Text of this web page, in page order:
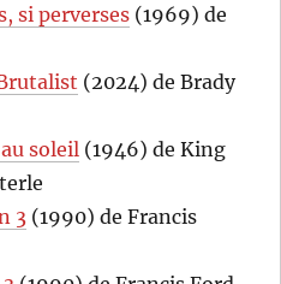
si perverses (1969) de
(2024) de Brady
soleil (1946) de King
3 (1990) de Francis